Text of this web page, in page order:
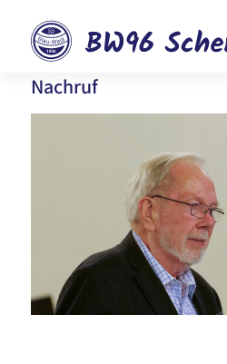
Nachruf